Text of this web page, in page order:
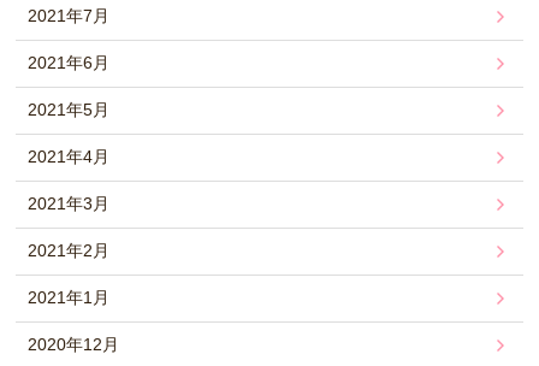
2021年7月
2021年6月
2021年5月
2021年4月
2021年3月
2021年2月
2021年1月
2020年12月